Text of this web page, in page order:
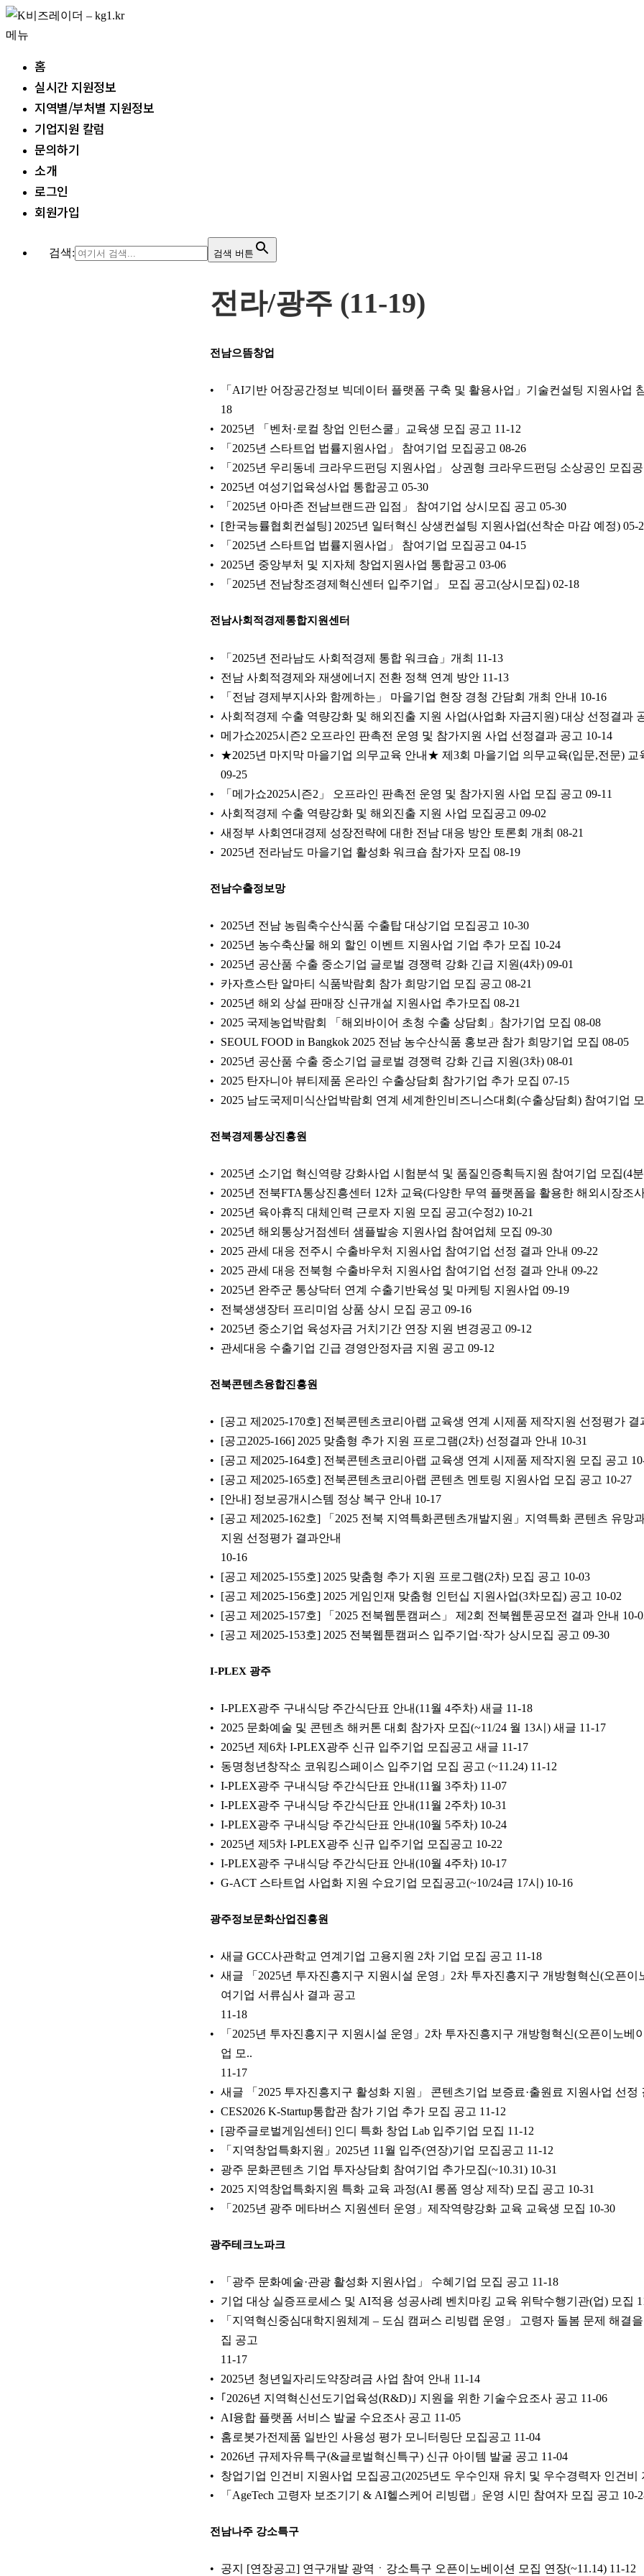
내
용
메뉴
홈
실시간 지원정보
지역별/부처별 지원정보
기업지원 칼럼
문의하기
소개
로그인
회원가입
검색: 검색 버튼
전라/광주 (11-19)
전남으뜸창업
「AI기반 어장공간정보 빅데이터 플랫폼 구축 및 활용사업」기술컨설팅 지원사업
18
2025년 「벤처·로컬 창업 인턴스쿨」교육생 모집 공고 11-12
「2025년 스타트업 법률지원사업」 참여기업 모집공고 08-26
「2025년 우리동네 크라우드펀딩 지원사업」 상권형 크라우드펀딩 소상공인 모집
2025년 여성기업육성사업 통합공고 05-30
「2025년 아마존 전남브랜드관 입점」 참여기업 상시모집 공고 05-30
[한국능률협회컨설팅] 2025년 일터혁신 상생컨설팅 지원사업(선착순 마감 예정) 05-
「2025년 스타트업 법률지원사업」 참여기업 모집공고 04-15
2025년 중앙부처 및 지자체 창업지원사업 통합공고 03-06
「2025년 전남창조경제혁신센터 입주기업」 모집 공고(상시모집) 02-18
전남사회적경제통합지원센터
「2025년 전라남도 사회적경제 통합 워크숍」개최 11-13
전남 사회적경제와 재생에너지 전환 정책 연계 방안 11-13
「전남 경제부지사와 함께하는」 마을기업 현장 경청 간담회 개최 안내 10-16
사회적경제 수출 역량강화 및 해외진출 지원 사업(사업화 자금지원) 대상 선정결과
메가쇼2025시즌2 오프라인 판촉전 운영 및 참가지원 사업 선정결과 공고 10-14
★2025년 마지막 마을기업 의무교육 안내★ 제3회 마을기업 의무교육(입문,전문) 교
09-25
「메가쇼2025시즌2」 오프라인 판촉전 운영 및 참가지원 사업 모집 공고 09-11
사회적경제 수출 역량강화 및 해외진출 지원 사업 모집공고 09-02
새정부 사회연대경제 성장전략에 대한 전남 대응 방안 토론회 개최 08-21
2025년 전라남도 마을기업 활성화 워크숍 참가자 모집 08-19
전남수출정보망
2025년 전남 농림축수산식품 수출탑 대상기업 모집공고 10-30
2025년 농수축산물 해외 할인 이벤트 지원사업 기업 추가 모집 10-24
2025년 공산품 수출 중소기업 글로벌 경쟁력 강화 긴급 지원(4차) 09-01
카자흐스탄 알마티 식품박람회 참가 희망기업 모집 공고 08-21
2025년 해외 상설 판매장 신규개설 지원사업 추가모집 08-21
2025 국제농업박람회 「해외바이어 초청 수출 상담회」참가기업 모집 08-08
SEOUL FOOD in Bangkok 2025 전남 농수산식품 홍보관 참가 희망기업 모집 08-05
2025년 공산품 수출 중소기업 글로벌 경쟁력 강화 긴급 지원(3차) 08-01
2025 탄자니아 뷰티제품 온라인 수출상담회 참가기업 추가 모집 07-15
2025 남도국제미식산업박람회 연계 세계한인비즈니스대회(수출상담회) 참여기업
전북경제통상진흥원
2025년 소기업 혁신역량 강화사업 시험분석 및 품질인증획득지원 참여기업 모집(4
2025년 전북FTA통상진흥센터 12차 교육(다양한 무역 플랫폼을 활용한 해외시장조
2025년 육아휴직 대체인력 근로자 지원 모집 공고(수정2) 10-21
2025년 해외통상거점센터 샘플발송 지원사업 참여업체 모집 09-30
2025 관세 대응 전주시 수출바우처 지원사업 참여기업 선정 결과 안내 09-22
2025 관세 대응 전북형 수출바우처 지원사업 참여기업 선정 결과 안내 09-22
2025년 완주군 통상닥터 연계 수출기반육성 및 마케팅 지원사업 09-19
전북생생장터 프리미엄 상품 상시 모집 공고 09-16
2025년 중소기업 육성자금 거치기간 연장 지원 변경공고 09-12
관세대응 수출기업 긴급 경영안정자금 지원 공고 09-12
전북콘텐츠융합진흥원
[공고 제2025-170호] 전북콘텐츠코리아랩 교육생 연계 시제품 제작지원 선정평가 결
[공고2025-166] 2025 맞춤형 추가 지원 프로그램(2차) 선정결과 안내 10-31
[공고 제2025-164호] 전북콘텐츠코리아랩 교육생 연계 시제품 제작지원 모집 공고
[공고 제2025-165호] 전북콘텐츠코리아랩 콘텐츠 멘토링 지원사업 모집 공고 10-27
[안내] 정보공개시스템 정상 복구 안내 10-17
[공고 제2025-162호] 「2025 전북 지역특화콘텐츠개발지원」지역특화 콘텐츠 유망
지원 선정평가 결과안내
10-16
[공고 제2025-155호] 2025 맞춤형 추가 지원 프로그램(2차) 모집 공고 10-03
[공고 제2025-156호] 2025 게임인재 맞춤형 인턴십 지원사업(3차모집) 공고 10-02
[공고 제2025-157호] 「2025 전북웹툰캠퍼스」 제2회 전북웹툰공모전 결과 안내 10-
[공고 제2025-153호] 2025 전북웹툰캠퍼스 입주기업·작가 상시모집 공고 09-30
I-PLEX 광주
I-PLEX광주 구내식당 주간식단표 안내(11월 4주차) 새글 11-18
2025 문화예술 및 콘텐츠 해커톤 대회 참가자 모집(~11/24 월 13시) 새글 11-17
2025년 제6차 I-PLEX광주 신규 입주기업 모집공고 새글 11-17
동명청년창작소 코워킹스페이스 입주기업 모집 공고 (~11.24) 11-12
I-PLEX광주 구내식당 주간식단표 안내(11월 3주차) 11-07
I-PLEX광주 구내식당 주간식단표 안내(11월 2주차) 10-31
I-PLEX광주 구내식당 주간식단표 안내(10월 5주차) 10-24
2025년 제5차 I-PLEX광주 신규 입주기업 모집공고 10-22
I-PLEX광주 구내식당 주간식단표 안내(10월 4주차) 10-17
G-ACT 스타트업 사업화 지원 수요기업 모집공고(~10/24금 17시) 10-16
광주정보문화산업진흥원
새글 GCC사관학교 연계기업 고용지원 2차 기업 모집 공고 11-18
새글 「2025년 투자진흥지구 지원시설 운영」2차 투자진흥지구 개방형혁신(오픈이
여기업 서류심사 결과 공고
11-18
「2025년 투자진흥지구 지원시설 운영」2차 투자진흥지구 개방형혁신(오픈이노베
업 모..
11-17
새글 「2025 투자진흥지구 활성화 지원」 콘텐츠기업 보증료·출원료 지원사업 선정
CES2026 K-Startup통합관 참가 기업 추가 모집 공고 11-12
[광주글로벌게임센터] 인디 특화 창업 Lab 입주기업 모집 11-12
「지역창업특화지원」2025년 11월 입주(연장)기업 모집공고 11-12
광주 문화콘텐츠 기업 투자상담회 참여기업 추가모집(~10.31) 10-31
2025 지역창업특화지원 특화 교육 과정(AI 롱폼 영상 제작) 모집 공고 10-31
「2025년 광주 메타버스 지원센터 운영」제작역량강화 교육 교육생 모집 10-30
광주테크노파크
「광주 문화예술·관광 활성화 지원사업」 수혜기업 모집 공고 11-18
기업 대상 실증프로세스 및 AI적용 성공사례 벤치마킹 교육 위탁수행기관(업) 모집
「지역혁신중심대학지원체계 – 도심 캠퍼스 리빙랩 운영」 고령자 돌봄 문제 해결
집 공고
11-17
2025년 청년일자리도약장려금 사업 참여 안내 11-14
｢2026년 지역혁신선도기업육성(R&D)｣ 지원을 위한 기술수요조사 공고 11-06
AI융합 플랫폼 서비스 발굴 수요조사 공고 11-05
홈로봇가전제품 일반인 사용성 평가 모니터링단 모집공고 11-04
2026년 규제자유특구(&글로벌혁신특구) 신규 아이템 발굴 공고 11-04
창업기업 인건비 지원사업 모집공고(2025년도 우수인재 유치 및 우수경력자 인건비
「AgeTech 고령자 보조기기 & AI헬스케어 리빙랩」운영 시민 참여자 모집 공고 10-
전남나주 강소특구
공지 [연장공고] 연구개발 광역ㆍ강소특구 오픈이노베이션 모집 연장(~11.14) 11-12